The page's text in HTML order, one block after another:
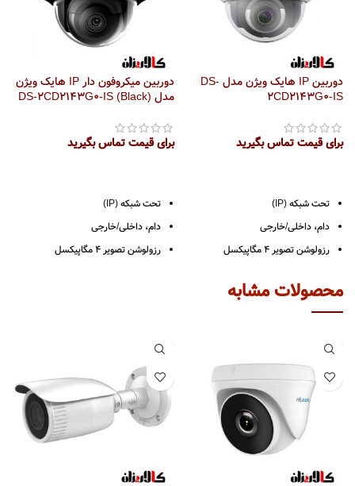
دوربین IP هایک ویژن مدل DS-
2CD2143G0-IS
برای قیمت تماس بگیرید
تحت شبکه (IP)
دام، داخلی/خارجی
رزولوشن تصویر 4 مگاپیکسل
دارای میکروفون داخلی
استاندارد محافظتی IP67 و IK10
جنس بدنه فلز
دوربین میکروفون دار IP هایک ویژن
مدل DS-2CD2143G0-IS (Black)
برای قیمت تماس بگیرید
تحت شبکه (IP)
دام، داخلی/خارجی
رزولوشن تصویر 4 مگاپیکسل
30 متر
استاندارد محافظتی IP67 و IK10
جنس بدنه پلاستیک و فلز
2 سال گارانتی پارس ارتباط
محصولات مشابه